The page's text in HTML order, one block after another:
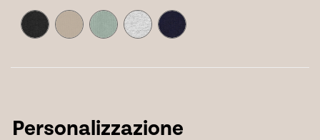
Personalizzazione